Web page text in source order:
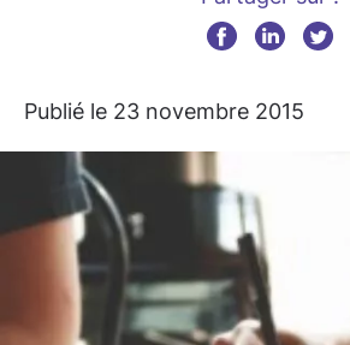
Publié le 23 novembre 2015